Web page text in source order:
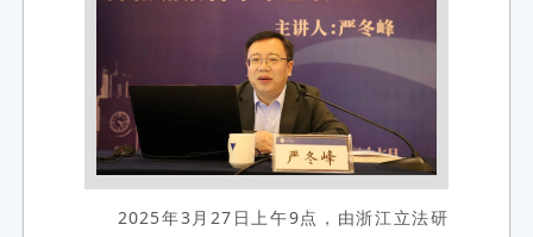
2025年3月27日上午9点，由浙江立法研